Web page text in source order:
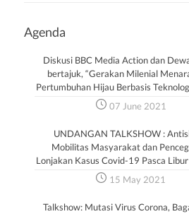
Agenda
Diskusi BBC Media Action dan
bertajuk, “Gerakan Milenial
Pertumbuhan Hijau Berbasis
07 June 2021
UNDANGAN TALKSHOW :
Mobilitas Masyarakat dan
Lonjakan Kasus Covid-19 Pasca
15 May 2021
Talkshow: Mutasi Virus Corona,